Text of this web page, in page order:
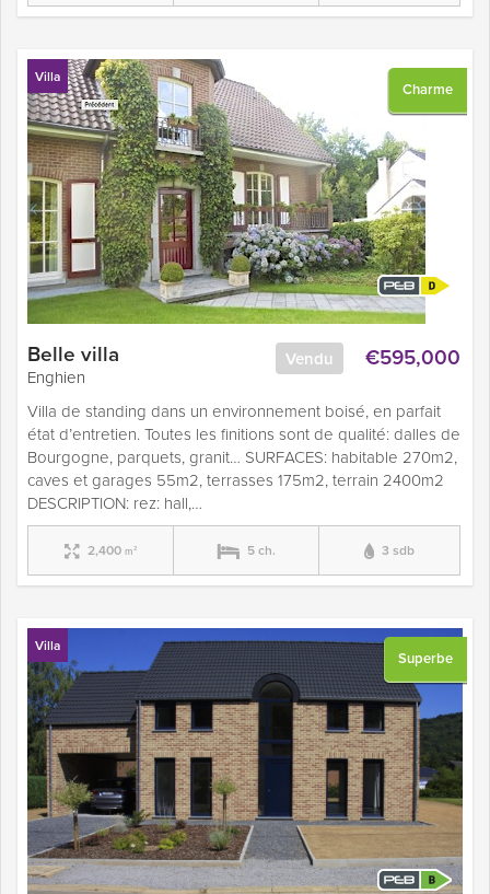
Charme
Villa
€595,000
Vendu
Belle villa
Enghien
Villa de standing dans un environnement boisé, en parfait
état d’entretien. Toutes les finitions sont de qualité: dalles de
Bourgogne, parquets, granit… SURFACES: habitable 270m2,
caves et garages 55m2, terrasses 175m2, terrain 2400m2
DESCRIPTION: rez: hall,…
2,400 m² 5 ch. 3 sdb
Superbe
Villa